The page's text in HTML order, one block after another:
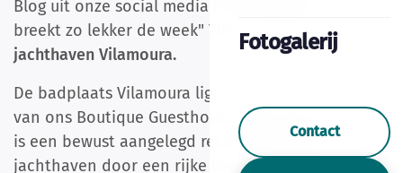
Fotogalerij
Contact
Blog uit onze social media reeks "Woensdag
breekt zo lekker de week" TIP#17 :bezoek
jachthaven Vilamoura.
De badplaats Vilamoura ligt op een half uur rijden
van ons Boutique Guesthouse-Moncarapacho. Het
is een bewust aangelegd recreatieoord met
jachthaven door een rijke bankier uit Lissabon.